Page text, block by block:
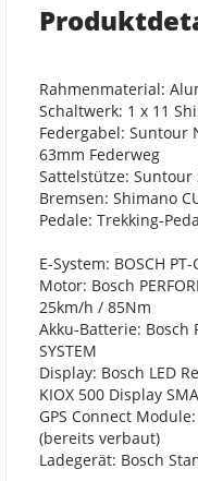
Rahmenmaterial:
Schaltwerk: 1 x 11
Federgabel: Suntour
63mm Federweg
Sattelstütze: Suntour
Bremsen: Shimano
Pedale: Trekking-
E-System: BOSCH PT-
Motor: Bosch
25km/h / 85Nm
Akku-Batterie: Bosch
SYSTEM
Display: Bosch LED
KIOX 500 Display
GPS Connect
(bereits verbaut)
Ladegerät: Bosch